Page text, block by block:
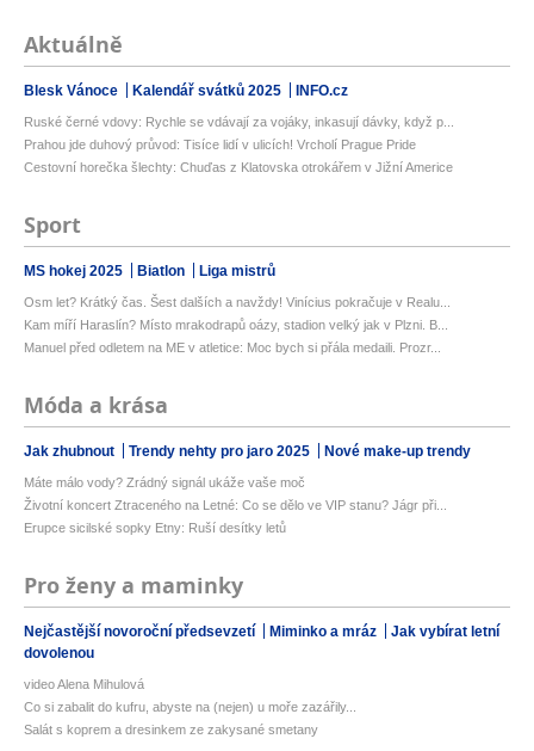
Aktuálně
Blesk Vánoce Kalendář svátků 2025 INFO.cz
Ruské černé vdovy: Rychle se vdávají za vojáky, inkasují dávky, když p...
Prahou jde duhový průvod: Tisíce lidí v ulicích! Vrcholí Prague Pride
Cestovní horečka šlechty: Chuďas z Klatovska otrokářem v Jižní Americe
Sport
MS hokej 2025 Biatlon Liga mistrů
Osm let? Krátký čas. Šest dalších a navždy! Vinícius pokračuje v Realu...
Kam míří Haraslín? Místo mrakodrapů oázy, stadion velký jak v Plzni. B...
Manuel před odletem na ME v atletice: Moc bych si přála medaili. Prozr...
Móda a krása
Jak zhubnout Trendy nehty pro jaro 2025 Nové make-up trendy
Máte málo vody? Zrádný signál ukáže vaše moč
Životní koncert Ztraceného na Letné: Co se dělo ve VIP stanu? Jágr při...
Erupce sicilské sopky Etny: Ruší desítky letů
Pro ženy a maminky
Nejčastější novoroční předsevzetí Miminko a mráz
Jak vybírat letní
dovolenou
video Alena Mihulová
Co si zabalit do kufru, abyste na (nejen) u moře zazářily...
Salát s koprem a dresinkem ze zakysané smetany